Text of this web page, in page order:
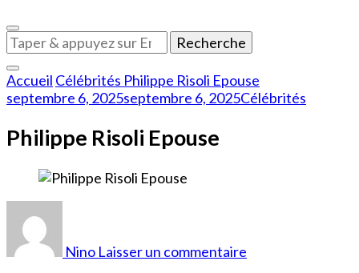
Vous
recherchiez
quelque
chose
?
Accueil Célébrités Philippe Risoli Epouse
septembre 6, 2025septembre 6, 2025Célébrités
Philippe Risoli Epouse
Nino Laisser un commentaire
Epouse